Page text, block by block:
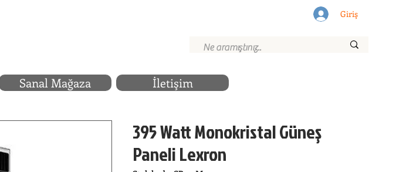
Giriş
Sanal Mağaza İletişim
395 Watt Monokristal Güneş
Paneli Lexron